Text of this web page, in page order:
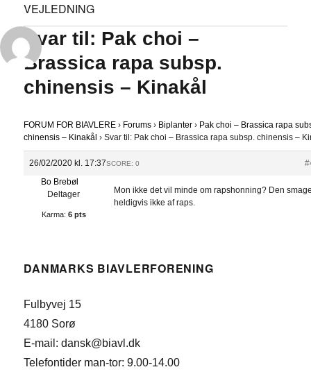
VEJLEDNING
Svar til: Pak choi –
Brassica rapa subsp.
chinensis – Kinakål
FORUM FOR BIAVLERE › Forums › Biplanter › Pak choi – Brassica rapa
chinensis – Kinakål › Svar til: Pak choi – Brassica rapa subsp. chinensis –
26/02/2020 kl. 17:37SCORE: 0
Bo Brebøl
Deltager
Karma: 6 pts
Mon ikke det vil minde om rapshonning? Den
heldigvis ikke af raps.
DANMARKS BIAVLERFORENING
Fulbyvej 15
4180 Sorø
E-mail: dansk@biavl.dk
Telefontider man-tor: 9.00-14.00